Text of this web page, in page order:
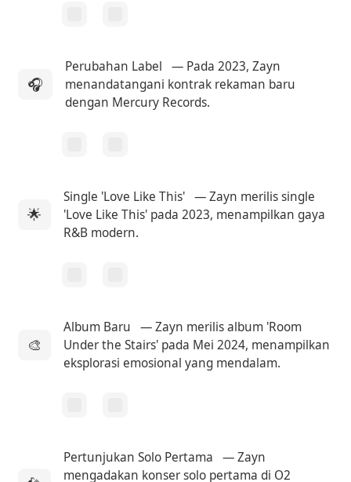
🎧
Perubahan Label
— Pada 2023, Zayn
menandatangani kontrak rekaman baru
dengan Mercury Records.
🌟
Single 'Love Like This' — Zayn merilis single
'Love Like This' pada 2023, menampilkan gaya
R&B modern.
🎨
Album Baru
— Zayn merilis album 'Room
Under the Stairs' pada Mei 2024, menampilkan
eksplorasi emosional yang mendalam.
Pertunjukan Solo Pertama
— Zayn
mengadakan konser solo pertama di O2